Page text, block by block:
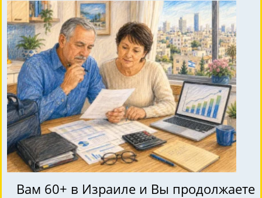
Вам 60+ в Израиле и Вы продолжаете